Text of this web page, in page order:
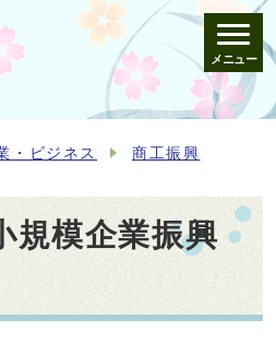
メニュー
・ビジネス 商工振興
規模企業振興